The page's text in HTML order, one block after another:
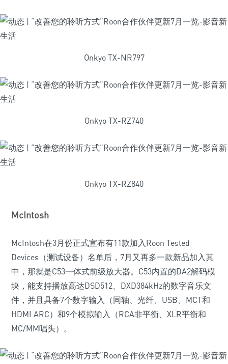
Onkyo TX-NR797
Onkyo TX-RZ740
Onkyo TX-RZ840
McIntosh
McIntosh在3月份正式宣布有11款加入Roon Tested
Devices（测试设备）名单后，7月又再多一款新品加入其
中，那就是C53一体式前级放大器。C53内置的DA2解码模
块，能支持播放高达DSD512、DXD384kHz的数字音乐文
件，并且具备7个数字输入（同轴、光纤、USB、MCT和
HDMI ARC）和9个模拟输入（RCA非平衡、XLR平衡和
MC/MM唱头）。